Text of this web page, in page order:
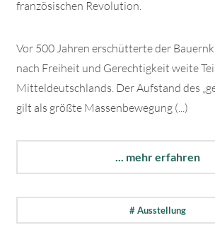
französischen Revolution.
Vor 500 Jahren erschütterte der
nach Freiheit und Gerechtigkeit weite
Mitteldeutschlands. Der Aufstand des
gilt als größte Massenbewegung (...)
... mehr erfahren
# Ausstellung